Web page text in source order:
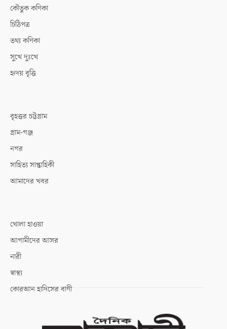
কৌতুক কণিকা
চিঠিপত্র
তথ্য কণিকা
সুখে দুঃখে
হৃদয় বৃত্তি
বৃহত্তর চট্টগ্রাম
গ্রাম-গঞ্জ
নগর
সাহিত্য সাপ্তাহিকী
আমাদের খবর
খোলা হাওয়া
আগামীদের আসর
নারী
স্বাস্থ্য
কোরআন হাদিসের বাণী